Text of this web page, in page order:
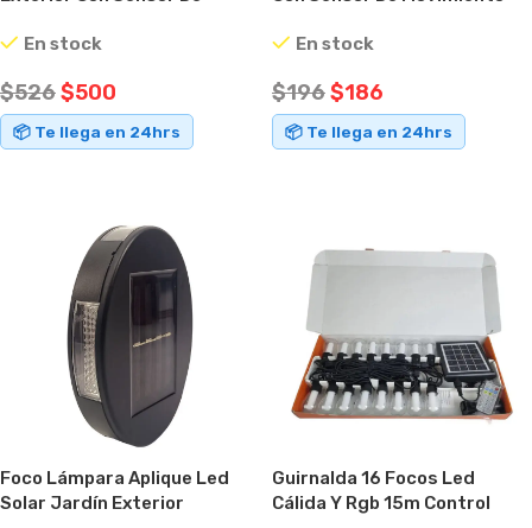
En stock
$526$500
📦 Te llega en 24hrs
En stock
$196$186
📦 Te llega en 24hrs
Foco Lámpara Aplique Led
Solar Jardín Exterior
Guirnalda 16 Focos Led
Cálida Y Rgb 15m Control